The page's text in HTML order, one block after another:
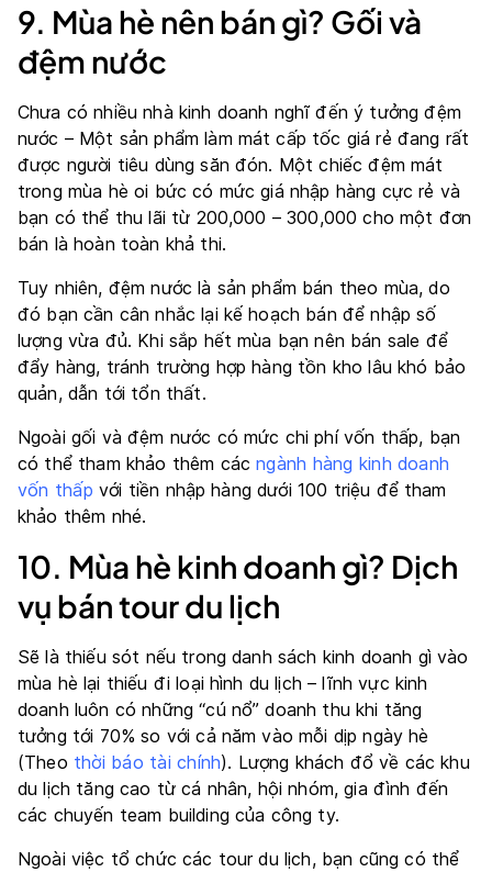
9. Mùa hè nên bán gì? Gối và
đệm nước
Chưa có nhiều nhà kinh doanh nghĩ đến ý tưởng đệm
nước – Một sản phẩm làm mát cấp tốc giá rẻ đang rất
được người tiêu dùng săn đón. Một chiếc đệm mát
trong mùa hè oi bức có mức giá nhập hàng cực rẻ và
bạn có thể thu lãi từ 200,000 – 300,000 cho một đơn
bán là hoàn toàn khả thi.
Tuy nhiên, đệm nước là sản phẩm bán theo mùa, do
đó bạn cần cân nhắc lại kế hoạch bán để nhập số
lượng vừa đủ. Khi sắp hết mùa bạn nên bán sale để
đẩy hàng, tránh trường hợp hàng tồn kho lâu khó bảo
quản, dẫn tới tổn thất.
Ngoài gối và đệm nước có mức chi phí vốn thấp, bạn
có thể tham khảo thêm cácngành hàng kinh doanh
vốn thấp với tiền nhập hàng dưới 100 triệu để tham
khảo thêm nhé.
10. Mùa hè kinh doanh gì? Dịch
vụ bán tour du lịch
Sẽ là thiếu sót nếu trong danh sách kinh doanh gì vào
mùa hè lại thiếu đi loại hình du lịch – lĩnh vực kinh
doanh luôn có những “cú nổ” doanh thu khi tăng
tưởng tới 70% so với cả năm vào mỗi dịp ngày hè
(Theo thời báo tài chính). Lượng khách đổ về các khu
du lịch tăng cao từ cá nhân, hội nhóm, gia đình đến
các chuyến team building của công ty.
Ngoài việc tổ chức các tour du lịch, bạn cũng có thể